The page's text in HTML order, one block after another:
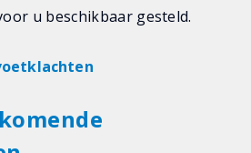
u beschikbaar gesteld.